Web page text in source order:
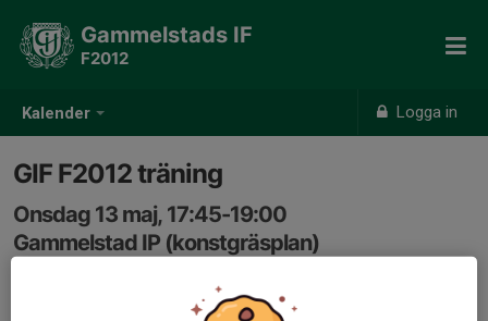
Kalender Logga in
Gammelstads IF
F2012
GIF F2012 träning
Onsdag 13 maj, 17:45-19:00
Gammelstad IP (konstgräsplan)
Samling: 17:35, Gammelstad IP (konstgräs)